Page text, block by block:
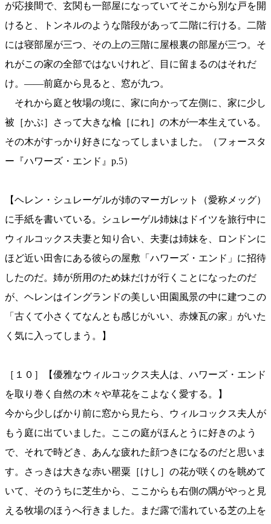
が応接間で、玄関も一部屋になっていてそこから別な戸を開
けると、トンネルのような階段があって二階に行ける。二階
には寝部屋が三つ、その上の三階に屋根裏の部屋が三つ。そ
れがこの家の全部ではないけれど、目に留まるのはそれだ
け。——前庭から見ると、窓が九つ。
それから庭と牧場の境に、家に向かって左側に、家に少し
被［かぶ］さって大きな楡［にれ］の木が一本生えている。
その木がすっかり好きになってしまいました。（フォースタ
ー『ハワーズ・エンド』p.5）
【ヘレン・シュレーゲルが姉のマーガレット（愛称メッグ）
に手紙を書いている。シュレーゲル姉妹はドイツを旅行中に
ウィルコックス夫妻と知り合い、夫妻は姉妹を、ロンドンに
ほど近い田舎にある彼らの屋敷「ハワーズ・エンド」に招待
したのだ。姉が所用のため妹だけが行くことになったのだ
が、ヘレンはイングランドの美しい田園風景の中に建つこの
「古くて小さくてなんとも感じがいい、赤煉瓦の家」がいた
く気に入ってしまう。】
［１０］【優雅なウィルコックス夫人は、ハワーズ・エンド
を取り巻く自然の木々や草花をこよなく愛する。】
今から少しばかり前に窓から見たら、ウィルコックス夫人が
もう庭に出ていました。ここの庭がほんとうに好きのよう
で、それで時どき、あんな疲れた顔つきになるのだと思いま
す。さっきは大きな赤い罌粟［けし］の花が咲くのを眺めて
いて、そのうちに芝生から、ここからも右側の隅がやっと見
える牧場のほうへ行きました。まだ露で濡れている芝の上を